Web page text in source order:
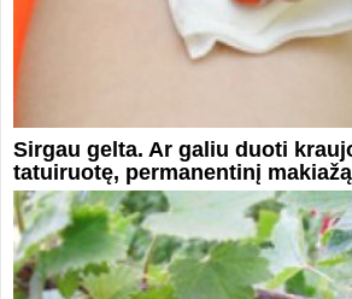
Sirgau gelta. Ar galiu duoti
tatuiruotę, permanentinį